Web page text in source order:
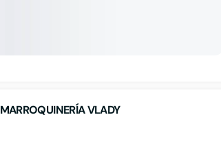
MARROQUINERÍA VLADY